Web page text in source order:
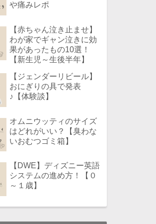
や痛みレポ
【赤ちゃん泣き止ませ】
わが家でギャン泣きに効
果があったもの10選！
【新生児～生後半年】
【ジェンダーリビール】
おにぎりの具で発表
♪【体験談】
オムニウッティのサイズ
はどれがいい？【臭わな
いおむつゴミ箱】
【DWE】ディズニー英語
システムの進め方！【０
～１歳】